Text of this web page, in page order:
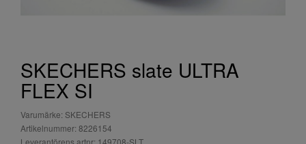
SKECHERS slate ULTRA
FLEX SI
Varumärke: SKECHERS
Artikelnummer: 8226154
Leverantörens artnr: 149708-SLT